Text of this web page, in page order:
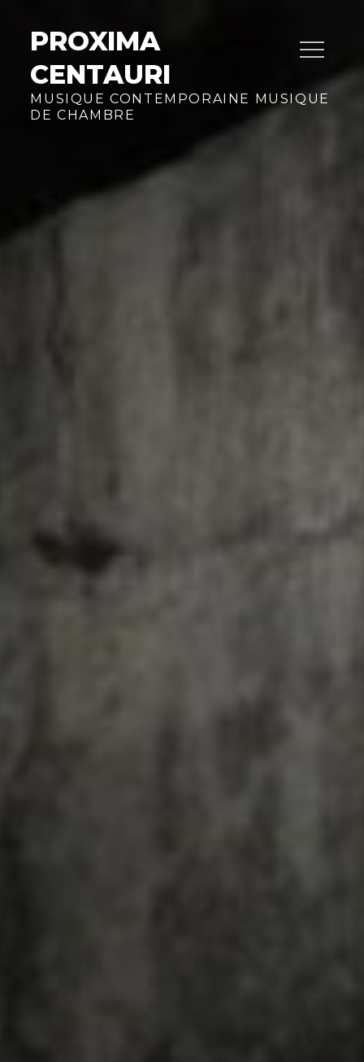
contentPROXIMA
CENTAURI
MUSIQUE CONTEMPORAINE MUSIQUE
DE CHAMBRE